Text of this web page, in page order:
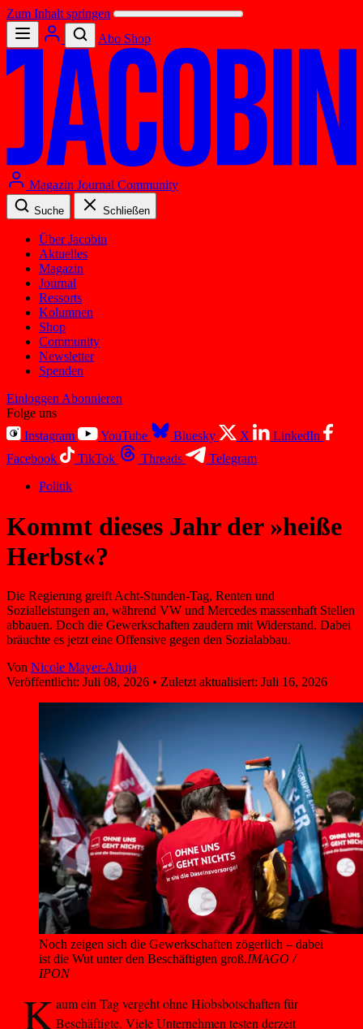
Zum Inhalt springen
Abo Shop
Magazin Journal Community
Suche Schließen
Über Jacobin
Aktuelles
Magazin
Journal
Ressorts
Kolumnen
Shop
Community
Newsletter
Spenden
Einloggen Abonnieren
Folge uns
Instagram
YouTube Bluesky X
LinkedIn
Facebook
TikTok Threads
Telegram
Politik
Kommt dieses Jahr der »heiße
Herbst«?
Die Regierung greift Acht-Stunden-Tag, Renten und
Sozialleistungen an, während VW und Mercedes massenhaft Stellen
abbauen. Doch die Gewerkschaften zaudern mit Widerstand. Dabei
bräuchte es jetzt eine Offensive gegen den Sozialabbau.
Von Nicole Mayer-Ahuja
Veröffentlicht: Juli 08, 2026 • Zuletzt aktualisiert: Juli 16, 2026
Noch zeigen sich die Gewerkschaften zögerlich – dabei
ist die Wut unter den Beschäftigten groß.IMAGO /
IPON
Kaum ein Tag vergeht ohne Hiobsbotschaften für
Beschäftigte. Viele Unternehmen testen derzeit